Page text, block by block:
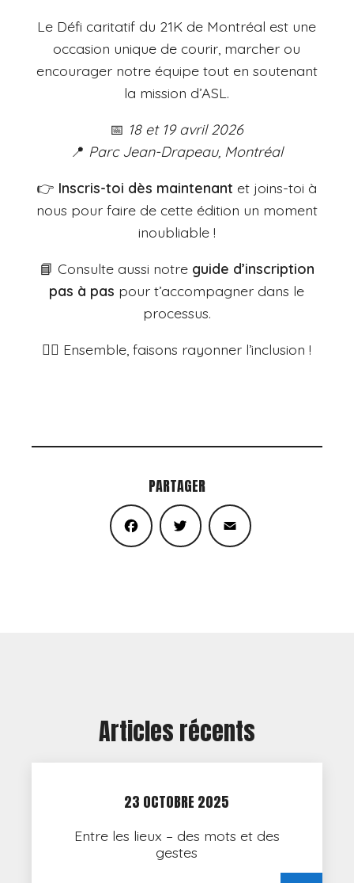
Le Défi caritatif du 21K de Montréal est une
occasion unique de courir, marcher ou
encourager notre équipe tout en soutenant
la mission d’ASL.
📅 18 et 19 avril 2026
📍 Parc Jean-Drapeau, Montréal
👉 Inscris-toi dès maintenant et joins-toi à
nous pour faire de cette édition un moment
inoubliable !
📘 Consulte aussi notre guide d’inscription
pas à pas pour t’accompagner dans le
processus.
🏃‍♀️ Ensemble, faisons rayonner l’inclusion !
PARTAGER
FacebookTwitter Email
Articles récents
23 OCTOBRE 2025
Entre les lieux – des mots et des
gestes